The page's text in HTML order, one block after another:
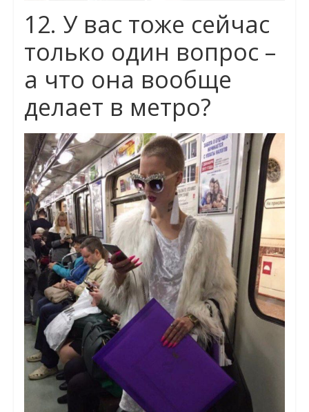
12. У вас тоже сейчас
только один вопрос –
а что она вообще
делает в метро?